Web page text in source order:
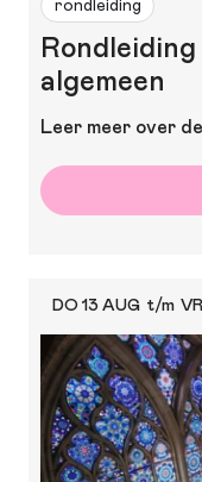
rondleiding
algemeen
Leer meer over
DO 13 AUG t/m